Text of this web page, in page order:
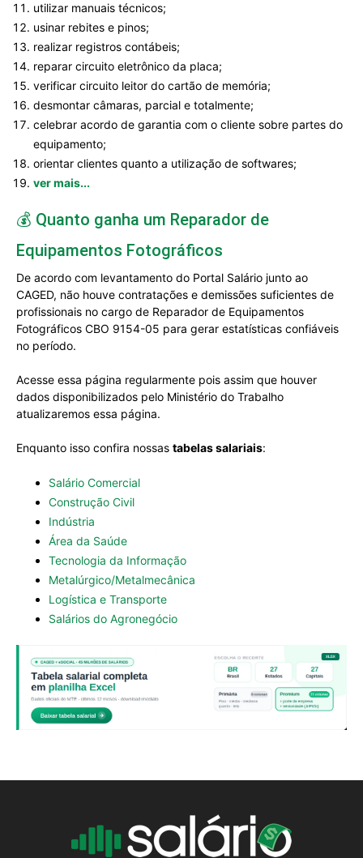
utilizar manuais técnicos;
usinar rebites e pinos;
realizar registros contábeis;
reparar circuito eletrônico da placa;
verificar circuito leitor do cartão de memória;
desmontar câmaras, parcial e totalmente;
celebrar acordo de garantia com o cliente sobre partes do
equipamento;
orientar clientes quanto a utilização de softwares;
ver mais...
💰 Quanto ganha um Reparador de
Equipamentos Fotográficos
De acordo com levantamento do Portal Salário junto ao
CAGED, não houve contratações e demissões suficientes de
profissionais no cargo de Reparador de Equipamentos
Fotográficos CBO 9154-05 para gerar estatísticas confiáveis
no período.
Acesse essa página regularmente pois assim que houver
dados disponibilizados pelo Ministério do Trabalho
atualizaremos essa página.
Enquanto isso confira nossas tabelas salariais:
Salário Comercial
Construção Civil
Indústria
Área da Saúde
Tecnologia da Informação
Metalúrgico/Metalmecânica
Logística e Transporte
Salários do Agronegócio